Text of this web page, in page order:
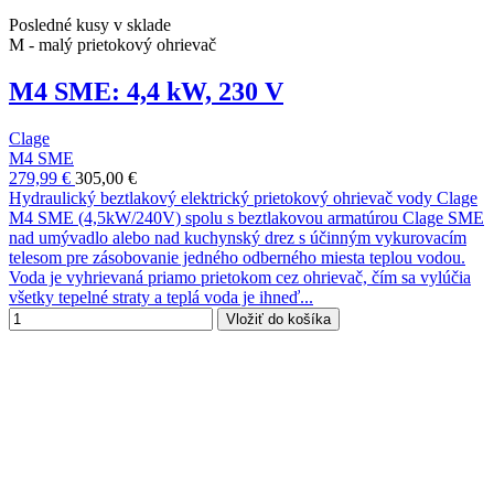
Posledné kusy v sklade
M - malý prietokový ohrievač
M4 SME: 4,4 kW, 230 V
Clage
M4 SME
279,99 € 305,00 €
Hydraulický beztlakový elektrický prietokový ohrievač vody Clage
M4 SME (4,5kW/240V) spolu s beztlakovou armatúrou Clage SME
nad umývadlo alebo nad kuchynský drez s účinným vykurovacím
telesom pre zásobovanie jedného odberného miesta teplou vodou.
Voda je vyhrievaná priamo prietokom cez ohrievač, čím sa vylúčia
všetky tepelné straty a teplá voda je ihneď...
Vložiť do košíka